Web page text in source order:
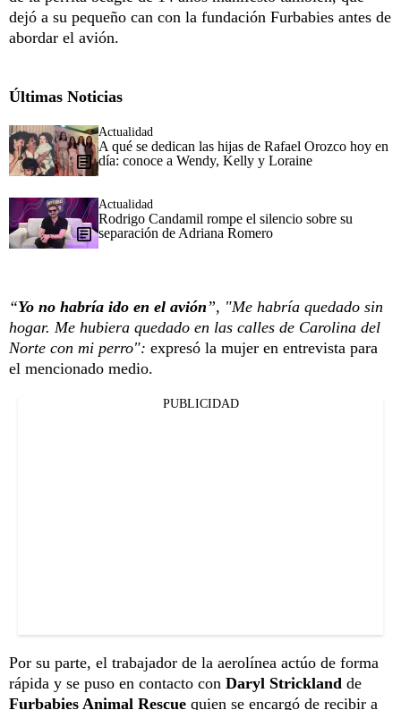
dejó a su pequeño can con la fundación Furbabies antes de
abordar el avión.
Últimas Noticias
Actualidad
A qué se dedican las hijas de Rafael Orozco hoy en
día: conoce a Wendy, Kelly y Loraine
Actualidad
Rodrigo Candamil rompe el silencio sobre su
separación de Adriana Romero
“Yo no habría ido en el avión”, "Me habría quedado sin
hogar. Me hubiera quedado en las calles de Carolina del
Norte con mi perro": expresó la mujer en entrevista para
el mencionado medio.
PUBLICIDAD
Por su parte, el trabajador de la aerolínea actúo de forma
rápida y se puso en contacto con Daryl Strickland de
Furbabies Animal Rescue quien se encargó de recibir a